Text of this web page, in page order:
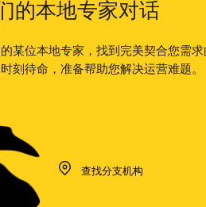
的本地专家对话
某位本地专家，找到完美契合您需
刻待命，准备帮助您解决运营难题。
查找分支机构